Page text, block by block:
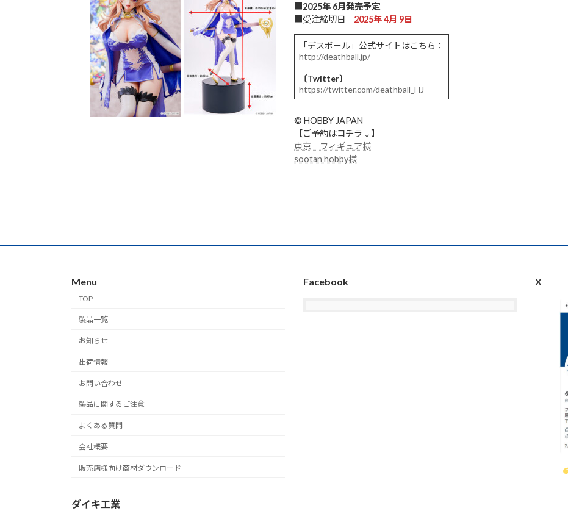
2025年 6月発売予定
■受注締切日 2025年 4月 9日
「デスボール」公式サイトはこちら：
http://deathball.jp/
〔Twitter〕
https://twitter.com/deathball_HJ
© HOBBY JAPAN
【ご予約はコチラ↓】
東京 フィギュア様
sootan hobby様
Menu
TOP
製品一覧
お知らせ
出荷情報
お問い合わせ
製品に関するご注意
よくある質問
会社概要
販売店様向け商材ダウンロード
ダイキ工業
Facebook X